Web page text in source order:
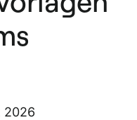
2026